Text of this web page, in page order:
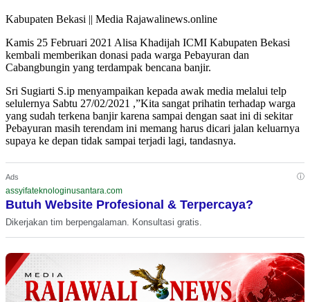
Kabupaten Bekasi || Media Rajawalinews.online
Kamis 25 Februari 2021 Alisa Khadijah ICMI Kabupaten Bekasi
kembali memberikan donasi pada warga Pebayuran dan
Cabangbungin yang terdampak bencana banjir.
Sri Sugiarti S.ip menyampaikan kepada awak media melalui telp
selulernya Sabtu 27/02/2021 ,”Kita sangat prihatin terhadap warga
yang sudah terkena banjir karena sampai dengan saat ini di sekitar
Pebayuran masih terendam ini memang harus dicari jalan keluarnya
supaya ke depan tidak sampai terjadi lagi, tandasnya.
Ads ⓘ
assyifateknologinusantara.com
Butuh Website Profesional & Terpercaya?
Dikerjakan tim berpengalaman. Konsultasi gratis.